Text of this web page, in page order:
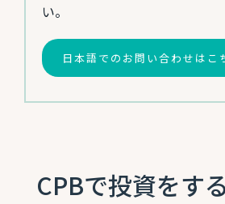
い。
日本語でのお問い合わせはこ
CPBで投資をす